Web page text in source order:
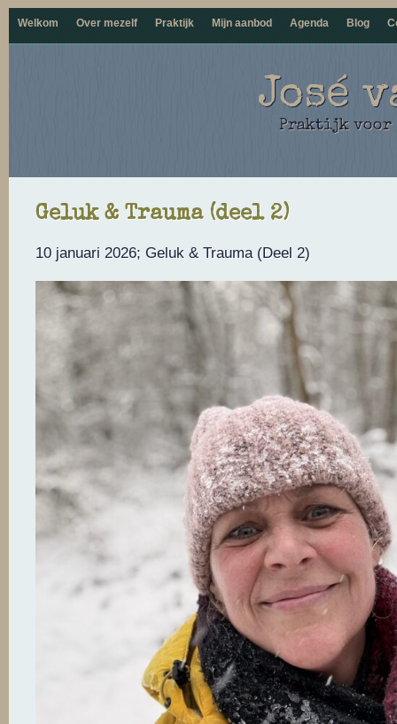
Welkom Over mezelf Praktijk Mijn aanbod Agenda Blog
José
Praktijk voor
Geluk & Trauma (deel 2)
10 januari 2026; Geluk & Trauma (Deel 2)